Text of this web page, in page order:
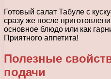
Готовый салат Табуле с
сразу же после
основное блюдо или как
Приятного аппетита!
Полезные
подачи